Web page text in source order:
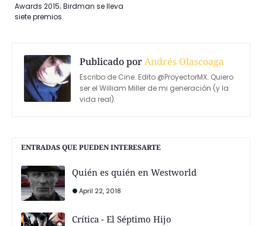
Awards 2015; Birdman se lleva
siete premios.
Publicado porAndrés Olascoaga
Escribo de Cine. Edito @ProyectorMX. Quiero
ser el William Miller de mi generación (y la
vida real).
ENTRADAS QUE PUEDEN INTERESARTE
Quién es quién en Westworld
April 22, 2018
Crítica - El Séptimo Hijo